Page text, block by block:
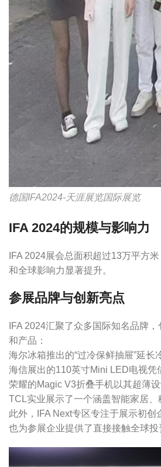
德国IFA2024-天涯展览国际展览
IFA 2024的规模与影响力
IFA 2024展会总面积超过13万平方
和全球影响力显著提升。
参展品牌与创新亮点
IFA 2024汇聚了众多国际知名品牌
和产品：
海尔冰箱推出的“过冷保鲜抽屉”延长
海信展出的110英寸Mini LED电视凭
荣耀的Magic V3折叠手机以其超薄
TCL实业展示了一个涵盖智能家居
此外，IFA Next专区专注于展示初
也为参展企业提供了直接接触全球投